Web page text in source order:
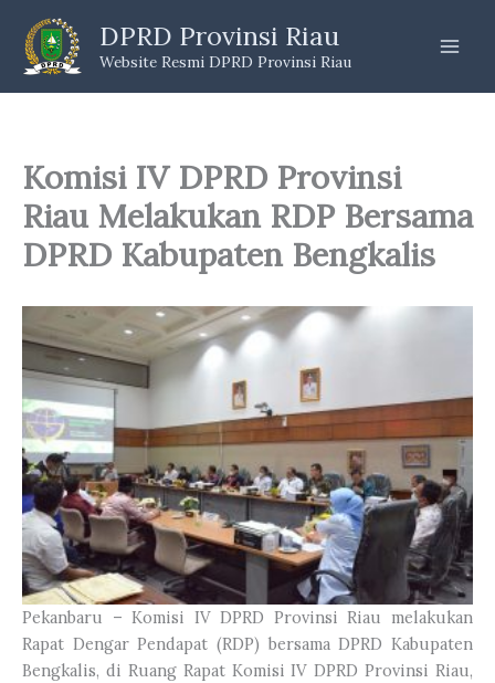
content
DPRD Provinsi Riau
Website Resmi DPRD Provinsi Riau
Komisi IV DPRD Provinsi
Riau Melakukan RDP Bersama
DPRD Kabupaten Bengkalis
Pekanbaru – Komisi IV DPRD Provinsi Riau melakukan
Rapat Dengar Pendapat (RDP) bersama DPRD Kabupaten
Bengkalis, di Ruang Rapat Komisi IV DPRD Provinsi Riau,